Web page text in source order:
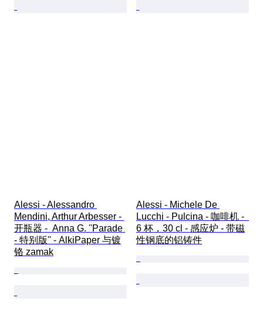
Alessi - Alessandro
Mendini, Arthur Arbesser -
开瓶器 -  Anna G. ''Parade
- 特别版'' - AlkiPaper 与镀
铬 zamak
Alessi - Michele De
Lucchi - Pulcina - 咖啡机 -
6 杯，30 cl - 感应炉 - 带磁
性钢底的铝铸件